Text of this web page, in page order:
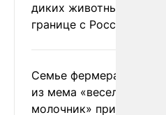
диких животных на
границе с Россией
Семье фермера
из мема «веселый
молочник» пригрозили